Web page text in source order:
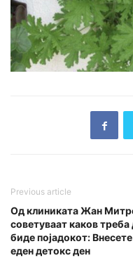
Previous article
Од клиниката Жан
советуваат каков треба
биде појадокот: Внесете
еден детокс ден